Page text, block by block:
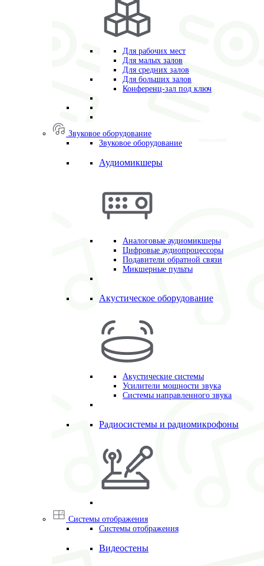
Для рабочих мест
Для малых залов
Для средних залов
Для больших залов
Конференц-зал под ключ
Звуковое оборудование
Звуковое оборудование
Аудиомикшеры
Аналоговые аудиомикшеры
Цифровые аудиопроцессоры
Подавители обратной связи
Микшерные пульты
Акустическое оборудование
Акустические системы
Усилители мощности звука
Системы направленного звука
Радиосистемы и радиомикрофоны
Системы отображения
Системы отображения
Видеостены